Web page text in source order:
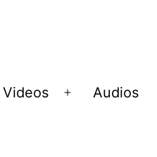
Videos
Abrir
Audios